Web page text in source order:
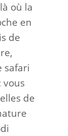
où la
en
de
safari
vous
de